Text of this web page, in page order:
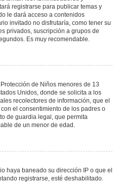
registrarse para publicar temas y
le dará acceso a contenidos
invitado no disfrutaría, como tener su
privados, suscripción a grupos de
Es muy recomendable.
de Niños menores de 13
Unidos, donde se solicita a los
recolectores de información, que el
el consentimiento de los padres o
de guardia legal, que permita
de un menor de edad.
haya baneado su dirección IP o que el
registrarse, esté deshabilitado.